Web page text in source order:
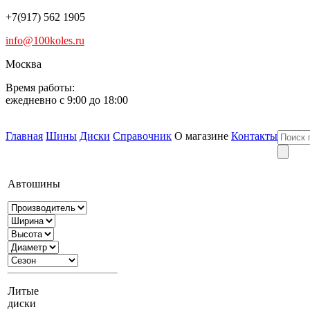
+7(917) 562 1905
info@100koles.ru
Москва
Время работы:
ежедневно с 9:00 до 18:00
Главная Шины Диски Справочник О магазине Контакты
Автошины
Литые
диски